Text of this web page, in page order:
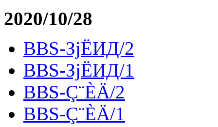
2020/10/28
BBS-ЗјЁИД/2
BBS-ЗјЁИД/1
BBS-Ç¨ÈÄ/2
BBS-Ç¨ÈÄ/1